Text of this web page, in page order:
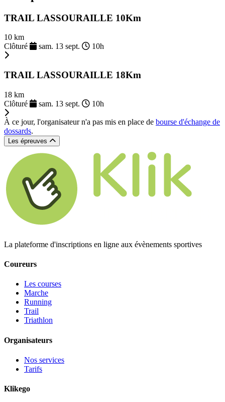
TRAIL LASSOURAILLE 10Km
10 km
Clôturé
sam. 13 sept. 10h
TRAIL LASSOURAILLE 18Km
18 km
Clôturé
sam. 13 sept. 10h
À ce jour, l'organisateur n'a pas mis en place de bourse d'échange de
dossards.
Les épreuves
La plateforme d'inscriptions en ligne aux évènements sportives
Coureurs
Les courses
Marche
Running
Trail
Triathlon
Organisateurs
Nos services
Tarifs
Klikego